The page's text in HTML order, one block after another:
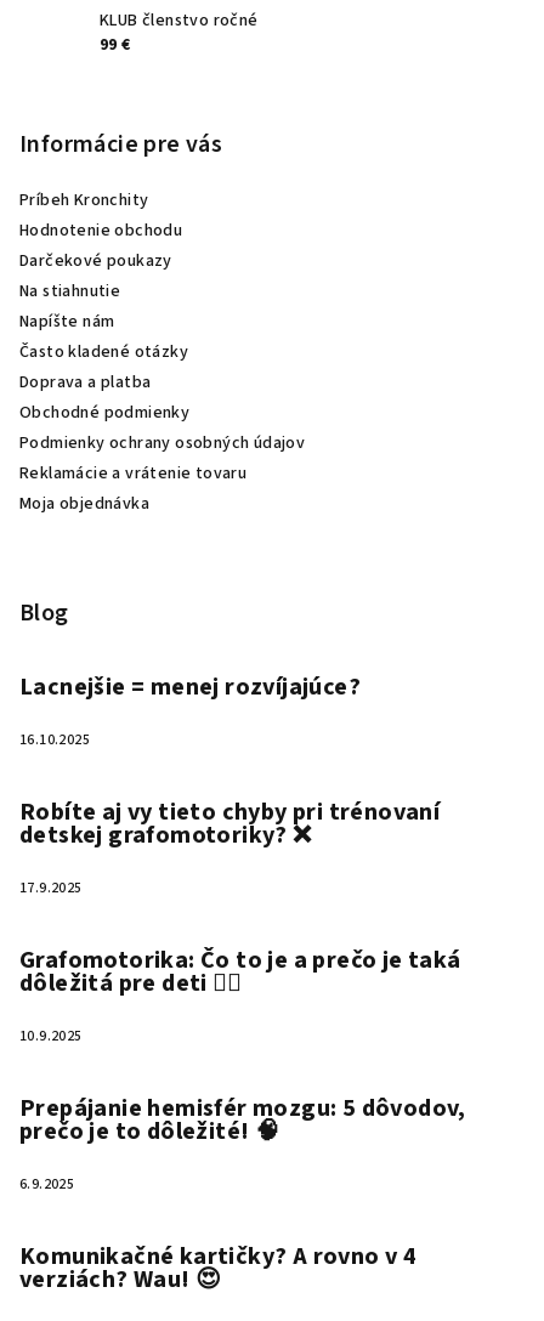
KLUB členstvo ročné
99 €
Informácie pre vás
Príbeh Kronchity
Hodnotenie obchodu
Darčekové poukazy
Na stiahnutie
Napíšte nám
Často kladené otázky
Doprava a platba
Obchodné podmienky
Podmienky ochrany osobných údajov
Reklamácie a vrátenie tovaru
Moja objednávka
Blog
Lacnejšie = menej rozvíjajúce?
16.10.2025
Robíte aj vy tieto chyby pri trénovaní
detskej grafomotoriky? ❌
17.9.2025
Grafomotorika: Čo to je a prečo je taká
dôležitá pre deti ✍🏻
10.9.2025
Prepájanie hemisfér mozgu: 5 dôvodov,
prečo je to dôležité! 🧠
6.9.2025
Komunikačné kartičky? A rovno v 4
verziách? Wau! 😍